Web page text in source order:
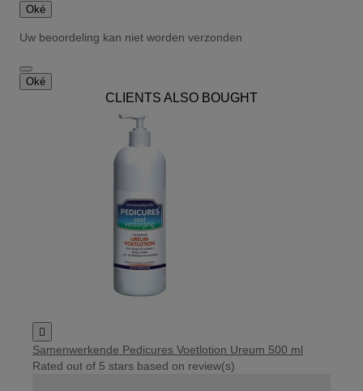
Oké
Uw beoordeling kan niet worden verzonden
Oké
CLIENTS ALSO BOUGHT

Samenwerkende Pedicures Voetlotion Ureum 500 ml
Rated out of 5 stars based on review(s)